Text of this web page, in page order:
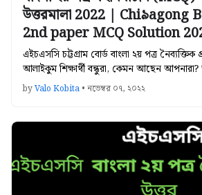
উত্তরমালা 2022 | Chi৯agong
2nd paper MCQ Solution
এইচএসসি চট্টগ্রাম বোর্ড বাংলা ২য় পত্র
আলাইকুম শিক্ষার্থী বন্ধুরা, কেমন আছেন
byValo Kobita • নভেম্বর ০৭, ২০২২